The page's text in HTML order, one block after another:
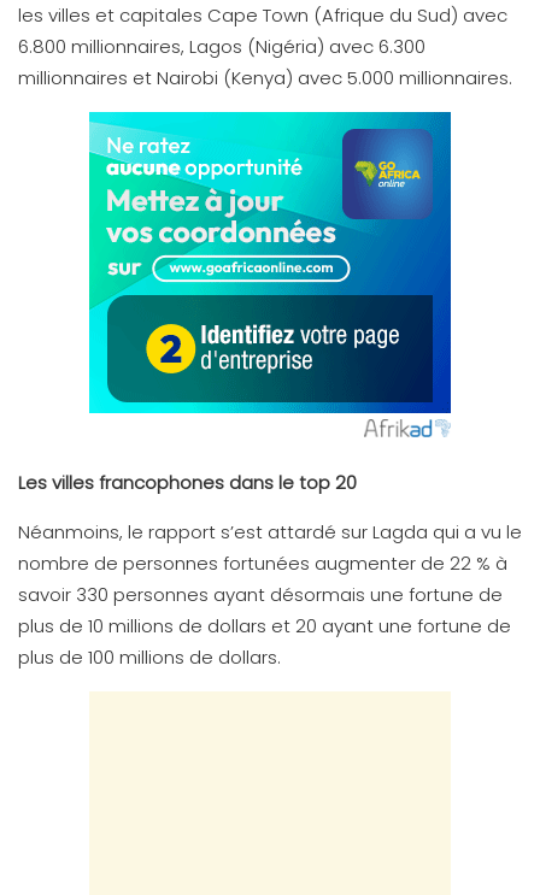
les villes et capitales Cape Town (Afrique du Sud) avec
6.800 millionnaires, Lagos (Nigéria) avec 6.300
millionnaires et Nairobi (Kenya) avec 5.000 millionnaires.
Les villes francophones dans le top 20
Néanmoins, le rapport s’est attardé sur Lagda qui a vu le
nombre de personnes fortunées augmenter de 22 % à
savoir 330 personnes ayant désormais une fortune de
plus de 10 millions de dollars et 20 ayant une fortune de
plus de 100 millions de dollars.